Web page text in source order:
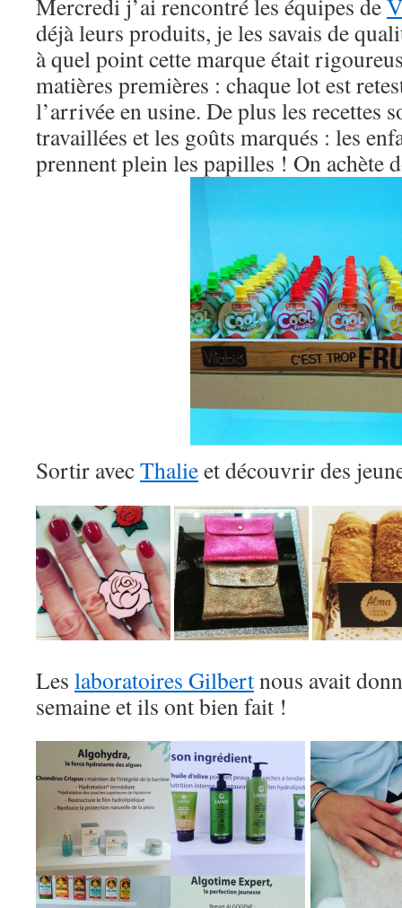
Mercredi j’ai rencontré les équipes de
déjà leurs produits, je les savais de
à quel point cette marque était
matières premières : chaque lot est
l’arrivée en usine. De plus les recettes
travaillées et les goûts marqués : les
prennent plein les papilles ! On achète
Sortir avecThalieet découvrir des
Les laboratoires Gilbertnous avait
semaine et ils ont bien fait !